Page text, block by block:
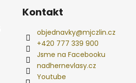
Kontakt
objednavky@mjczlin.cz
+420 777 339 900
Jsme na Facebooku
nadhernevlasy.cz
Youtube